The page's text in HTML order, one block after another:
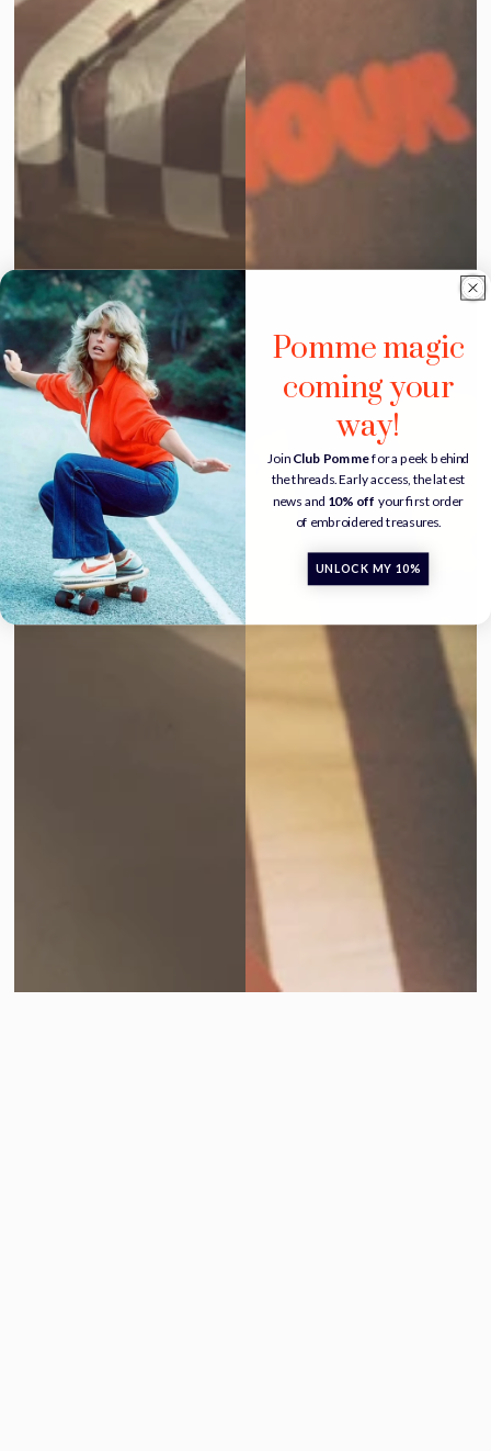
Pomme magic
coming your
way!
Join Club Pommefor a peek behind
the threads. Early access, the latest
news and 10% off your first order
of embroidered treasures.
UNLOCK MY 10%